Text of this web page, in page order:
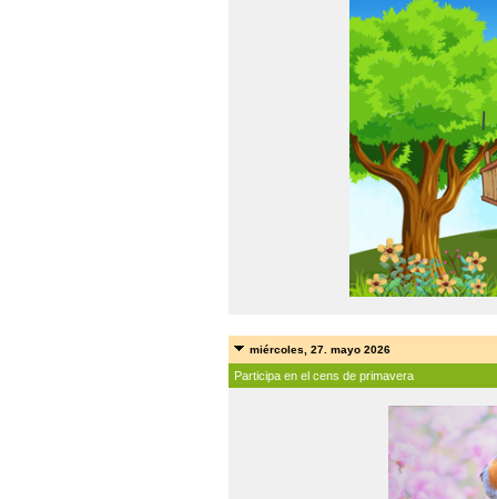
miércoles, 27. mayo 2026
Participa en el cens de primavera